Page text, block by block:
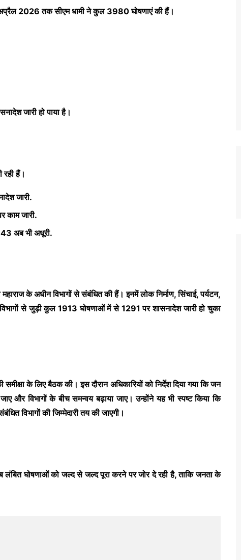
2026 तक सीएम धामी ने कुल 3980 घोषणाएं की हैं।
जारी हो पाया है।
रही हैं।
जारी.
काम जारी.
43 अब भी अधूरी.
के अधीन विभागों से संबंधित की हैं। इनमें लोक निर्माण, सिंचाई, पर्यटन,
से जुड़ी कुल 1913 घोषणाओं में से 1291 पर शासनादेश जारी हो चुका
के लिए बैठक की। इस दौरान अधिकारियों को निर्देश दिया गया कि जन
और विभागों के बीच समन्वय बढ़ाया जाए।उन्होंने यह भी स्पष्ट किया कि
विभागों की जिम्मेदारी तय की जाएगी।
लंबित घोषणाओं को जल्द से जल्द पूरा करने पर जोर दे रही है, ताकि जनता के